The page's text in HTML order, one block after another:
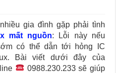
gia đình gặp phải tình
mất nguồn: Lỗi này nếu
có thể dẫn tới hỏng IC
Bài viết dưới đây của
0988.230.233 sẽ giúp